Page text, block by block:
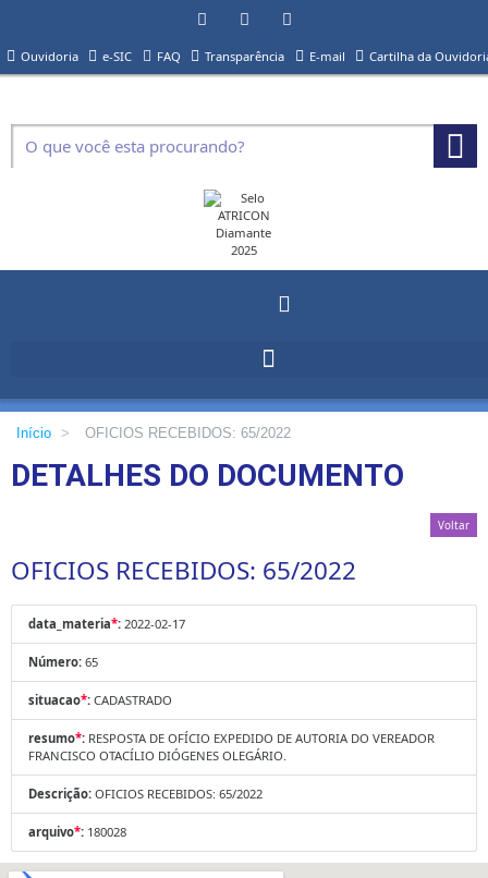
Ouvidoria e-SIC FAQ Transparência E-mail Cartilha da
Início > OFICIOS RECEBIDOS: 65/2022
DETALHES DO DOCUMENTO
Voltar
OFICIOS RECEBIDOS: 65/2022
data_materia*: 2022-02-17
Número: 65
situacao*: CADASTRADO
resumo*: RESPOSTA DE OFÍCIO EXPEDIDO DE AUTORIA DO VEREADOR
FRANCISCO OTACÍLIO DIÓGENES OLEGÁRIO.
Descrição: OFICIOS RECEBIDOS: 65/2022
arquivo*: 180028